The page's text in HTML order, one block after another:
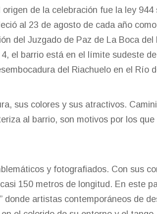
de la celebración fue la ley
al 23 de agosto de cada año
del Juzgado de Paz de La Boca del
el barrio está en el límite sudeste
del Riachuelo en el Río
sus colores y sus atractivos.
al barrio, son motivos por los
y fotografiados. Con sus
150 metros de longitud. En este
donde artistas contemporáneos de